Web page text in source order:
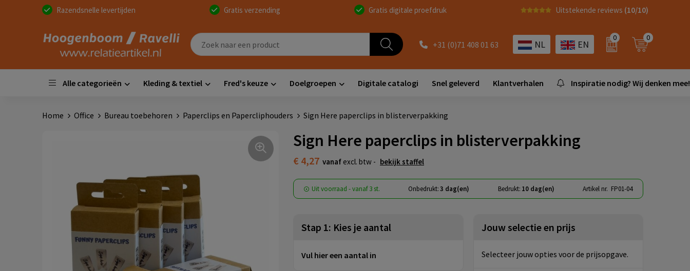
Razendsnelle levertijden Gratis verzending Gratis digitale proefdruk Uitstekende reviews (10/10)
+31 (0)71 408 01 63 NL EN
0 0
Alle categorieën Kleding & textiel Fred's keuze Doelgroepen Digitale catalogi Snel geleverd Klantverhalen Inspiratie nodig? Wij denken mee!
Home Office Bureau toebehoren Paperclips en Papercliphouders Sign Here paperclips in blisterverpakking
Sign Here paperclips in blisterverpakking
€ 4,27 vanaf excl. btw - bekijk staffel
Uit voorraad -vanaf3 st. Onbedrukt:3 dag(en) Bedrukt: 10 dag(en) Artikel nr. FP01-04
Stap 1: Kies je aantal
Vul hier een aantal in
Jouw selectie en prijs
Selecteer jouw opties voor de prijsopgave.